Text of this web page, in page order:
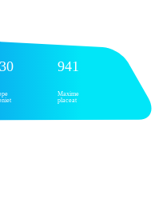
941
Maxime
placeat